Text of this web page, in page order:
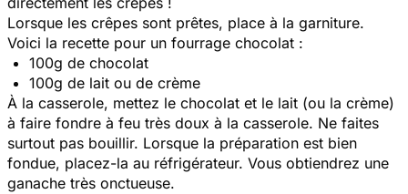
Lorsque les crêpes sont prêtes, place à la garniture.
Voici la recette pour un fourrage chocolat :
100g de chocolat
100g de lait ou de crème
À la casserole, mettez le chocolat et le lait (ou la crème)
à faire fondre à feu très doux à la casserole. Ne faites
surtout pas bouillir. Lorsque la préparation est bien
fondue, placez-la au réfrigérateur. Vous obtiendrez une
ganache très onctueuse.